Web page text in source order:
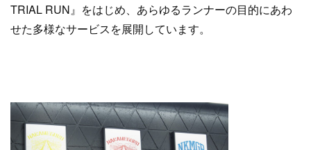
TRIAL RUN』をはじめ、あらゆるランナーの目的にあわ
せた多様なサービスを展開しています。